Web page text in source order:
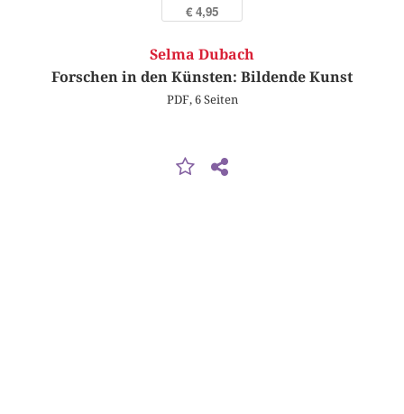
€ 4,95
Selma Dubach
Forschen in den Künsten: Bildende Kunst
PDF, 6 Seiten